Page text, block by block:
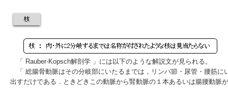
「 Rauber-Kopsch解剖学 」には以下のような解説文が見られる。
「 総腸骨動脈はその分岐部にいたるまでは，リンパ節・尿管・腰筋に
出すだけである．ときどきこの動脈から腎動脈の１本あるいは腸腰動脈